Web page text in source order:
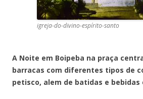
igreja-do-divino-espírito-santo
A Noite em Boipeba na praça
barracas com diferentes tipos de
petisco, alem de batidas e bebidas